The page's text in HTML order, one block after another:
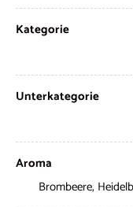
Kategorie
Unterkategorie
Aroma
Brombeere,